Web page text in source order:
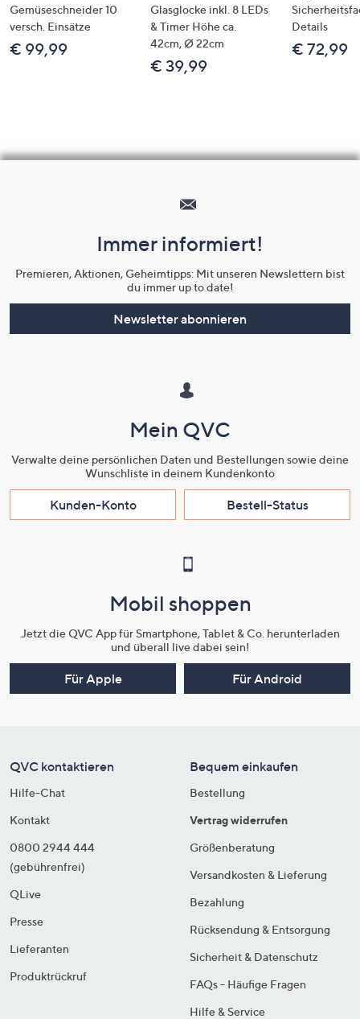
Gemüseschneider 10
versch. Einsätze
€ 99,99
Glasglocke inkl. 8 LEDs
& Timer Höhe ca.
42cm, Ø 22cm
€ 39,99
Details
€ 72,99
Unternehmensinformationen
Immer informiert!
Premieren, Aktionen, Geheimtipps: Mit unseren Newslettern bist
du immer up to date!
Newsletter abonnieren
Mein QVC
Verwalte deine persönlichen Daten und Bestellungen sowie deine
Wunschliste in deinem Kundenkonto
Kunden-Konto Bestell-Status
Mobil shoppen
Jetzt die QVC App für Smartphone, Tablet & Co. herunterladen
und überall live dabei sein!
Für Apple Für Android
QVC kontaktieren
Hilfe-Chat
Kontakt
0800 2944 444
(gebührenfrei)
QLive
Presse
Lieferanten
Produktrückruf
Bequem einkaufen
Bestellung
Vertrag widerrufen
Größenberatung
Versandkosten & Lieferung
Bezahlung
Rücksendung & Entsorgung
Sicherheit & Datenschutz
FAQs - Häufige Fragen
Hilfe & Service